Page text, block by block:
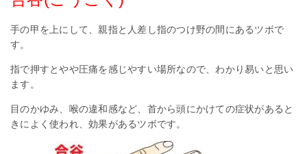
手の甲を上にして、親指と人差し指のつけ野の間にあるツボで
す。
指で押すとやや圧痛を感じやすい場所なので、わかり易いと思い
ます。
目のかゆみ、喉の違和感など、首から頭にかけての症状があると
きによく使われ、効果があるツボです。